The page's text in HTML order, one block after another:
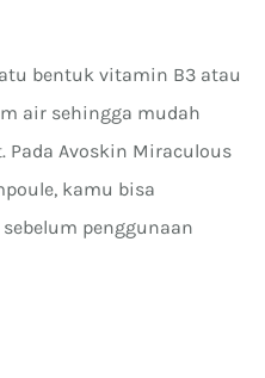
bentuk vitamin B3 atau
air sehingga mudah
Avoskin Miraculous
kamu bisa
penggunaan